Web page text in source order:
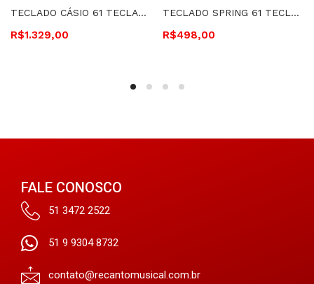
TECLADO CÁSIO 61 TECLAS – CT-S300BKC2 CASIOTONE
R$1.329,00
TECLADO SPRING 61 TECLAS COM FONTE – TC-161 1901
R$498,00
FALE CONOSCO
51 3472 2522
51 9 9304 8732
contato@recantomusical.com.br